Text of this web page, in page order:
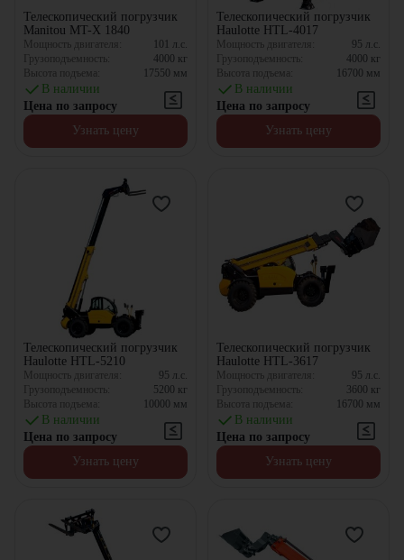
Телескопический погрузчик
Manitou MT-X 1840
Мощность двигателя: 101 л.с.
Грузоподъемность:
4000 кг
Высота подъема:
17550 мм
В наличии
Цена по запросу
Узнать цену
Телескопический погрузчик
Haulotte HTL-4017
Мощность двигателя: 95 л.с.
Грузоподъемность:
4000 кг
Высота подъема:
16700 мм
В наличии
Цена по запросу
Узнать цену
Телескопический погрузчик
Haulotte HTL-5210
Мощность двигателя: 95 л.с.
Грузоподъемность:
5200 кг
Высота подъема:
10000 мм
В наличии
Цена по запросу
Узнать цену
Телескопический погрузчик
Haulotte HTL-3617
Мощность двигателя: 95 л.с.
Грузоподъемность:
3600 кг
Высота подъема:
16700 мм
В наличии
Цена по запросу
Узнать цену